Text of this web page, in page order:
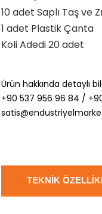
10 adet Saplı Taş ve
1 adet Plastik Çanta
Koli Adedi 20 adet
Ürün hakkında detaylı
+90 537 956 96 84 /
TEKNİK